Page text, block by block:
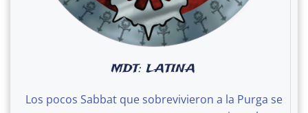
MDT: LATINA
Los pocos Sabbat que sobrevivieron a la Purga se